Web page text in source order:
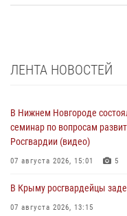
ЛЕНТА НОВОСТЕЙ
В Нижнем Новгороде
семинар по вопросам
Росгвардии (видео)
07 августа 2026, 15:01 5
В Крыму росгвардейцы
07 августа 2026, 13:15